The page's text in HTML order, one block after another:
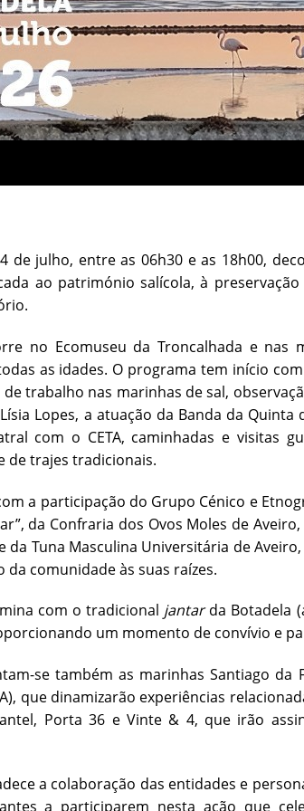
de julho, entre as 06h30 e as 18h00,
ao património salícola, à
no Ecomuseu da Troncalhada e
as idades. O programa tem início
de trabalho nas marinhas de sal,
Lopes, a atuação da Banda da
com o CETA, caminhadas e visitas
de trajes tradicionais.
a participação do Grupo Cénico e
da Confraria dos Ovos Moles de
da Tuna Masculina Universitária de
da comunidade às suas raízes.
com o tradicional jantarda Botadela
um momento de convívio e
se também as marinhas Santiago da
que dinamizarão experiências
Porta 36 e Vinte & 4, que irão
a colaboração das entidades e
a participarem nesta ação que